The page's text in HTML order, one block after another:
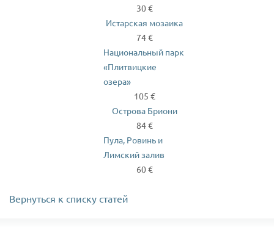
30 €
Истарская мозаика
74 €
Национальный парк
«Плитвицкие
озера»
105 €
Острова Бриони
84 €
Пула, Ровинь и
Лимский залив
60 €
Вернуться к списку статей